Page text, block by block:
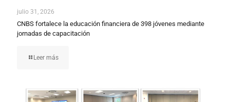
julio 31, 2026
CNBS fortalece la educación financiera de 398 jóvenes mediante
jornadas de capacitación
Leer más